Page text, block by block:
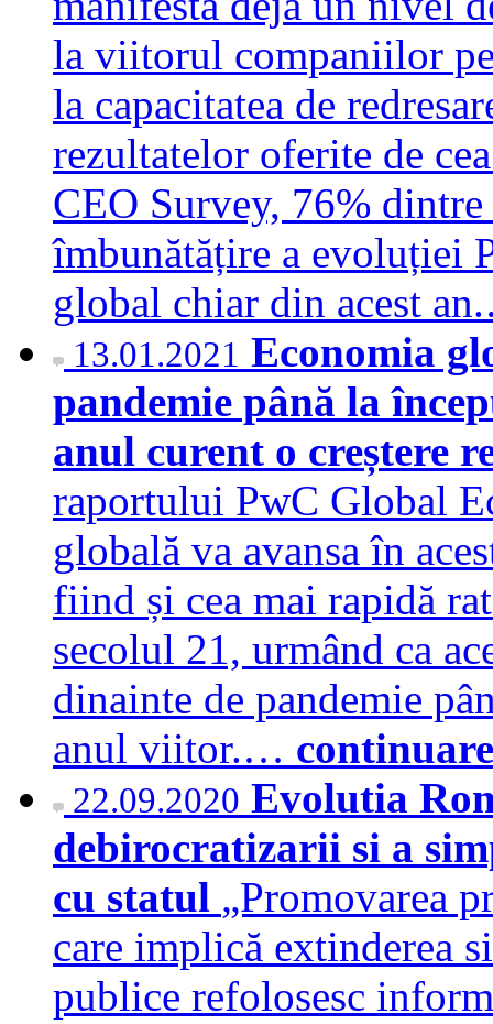
la viitorul companiilor
la capacitatea de
rezultatelor oferite de
CEO Survey, 76%
îmbunătățire a evoluției
global chiar din acest
13.01.2021 Economia
pandemie până la
anul curent o creștere
raportului PwC Global
globală va avansa în
fiind și cea mai rapidă
secolul 21, urmând ca
dinainte de pandemie
anul viitor.… continuare
22.09.2020 Evolutia
debirocratizarii si a
cu statul „Promovarea
care implică extinderea
publice refolosesc